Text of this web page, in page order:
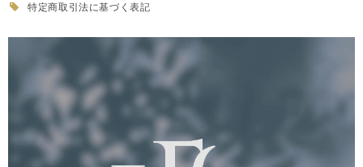
特定商取引法に基づく表記